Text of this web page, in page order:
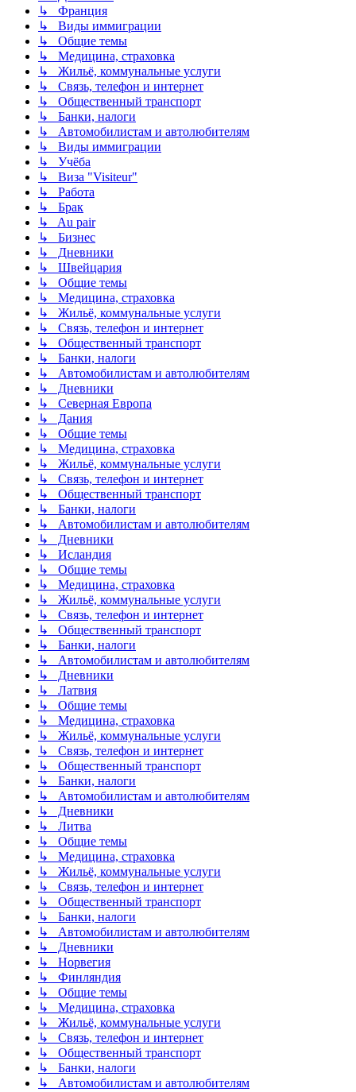
↳ Франция
↳ Виды иммиграции
↳ Общие темы
↳ Медицина, страховка
↳ Жильё, коммунальные услуги
↳ Связь, телефон и интернет
↳ Общественный транспорт
↳ Банки, налоги
↳ Автомобилистам и автолюбителям
↳ Виды иммиграции
↳ Учёба
↳ Виза "Visiteur"
↳ Работа
↳ Брак
↳ Au pair
↳ Бизнес
↳ Дневники
↳ Швейцария
↳ Общие темы
↳ Медицина, страховка
↳ Жильё, коммунальные услуги
↳ Связь, телефон и интернет
↳ Общественный транспорт
↳ Банки, налоги
↳ Автомобилистам и автолюбителям
↳ Дневники
↳ Северная Европа
↳ Дания
↳ Общие темы
↳ Медицина, страховка
↳ Жильё, коммунальные услуги
↳ Связь, телефон и интернет
↳ Общественный транспорт
↳ Банки, налоги
↳ Автомобилистам и автолюбителям
↳ Дневники
↳ Исландия
↳ Общие темы
↳ Медицина, страховка
↳ Жильё, коммунальные услуги
↳ Связь, телефон и интернет
↳ Общественный транспорт
↳ Банки, налоги
↳ Автомобилистам и автолюбителям
↳ Дневники
↳ Латвия
↳ Общие темы
↳ Медицина, страховка
↳ Жильё, коммунальные услуги
↳ Связь, телефон и интернет
↳ Общественный транспорт
↳ Банки, налоги
↳ Автомобилистам и автолюбителям
↳ Дневники
↳ Литва
↳ Общие темы
↳ Медицина, страховка
↳ Жильё, коммунальные услуги
↳ Связь, телефон и интернет
↳ Общественный транспорт
↳ Банки, налоги
↳ Автомобилистам и автолюбителям
↳ Дневники
↳ Норвегия
↳ Финляндия
↳ Общие темы
↳ Медицина, страховка
↳ Жильё, коммунальные услуги
↳ Связь, телефон и интернет
↳ Общественный транспорт
↳ Банки, налоги
↳ Автомобилистам и автолюбителям